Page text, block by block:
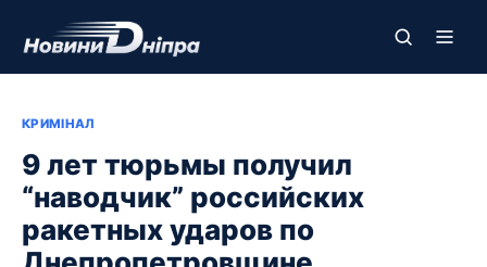
КРИМІНАЛ
9 лет тюрьмы получил
“наводчик” российских
ракетных ударов по